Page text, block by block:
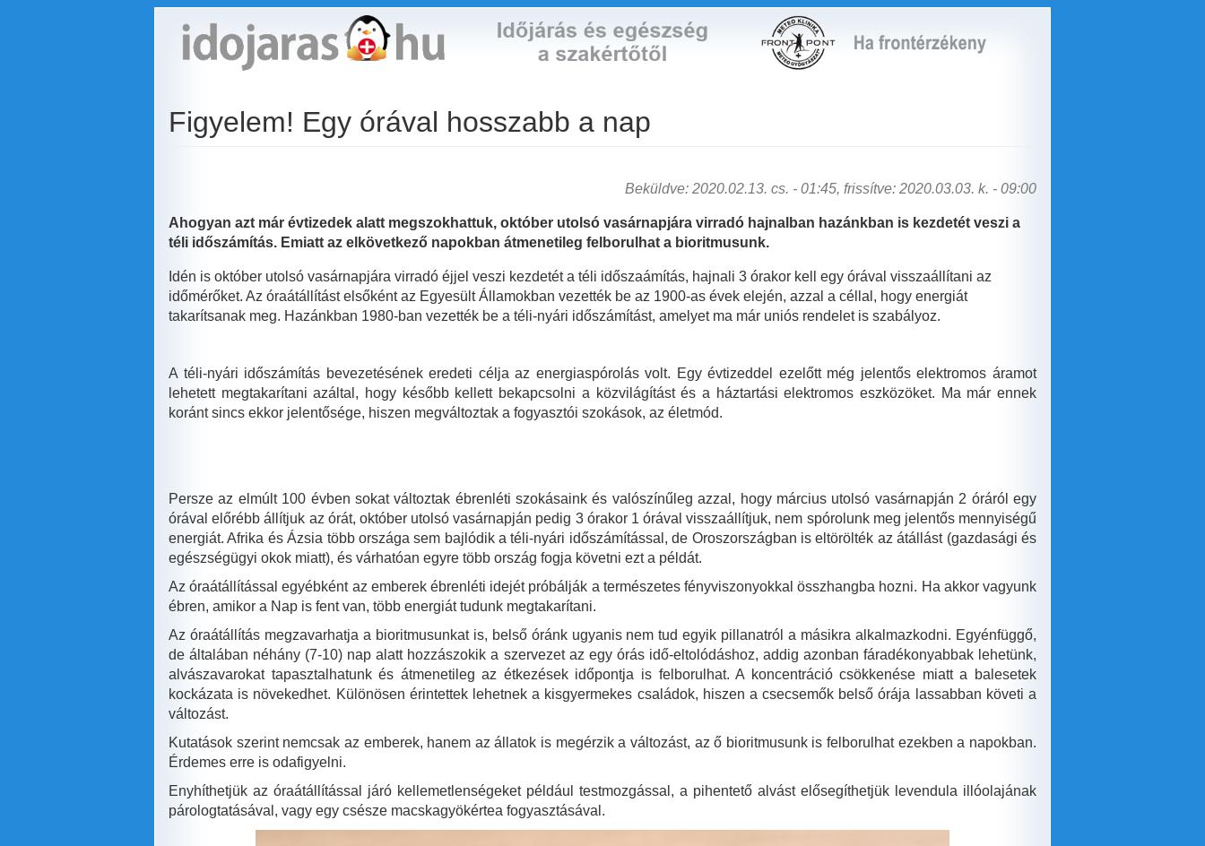
Figyelem! Egy órával hosszabb a nap
Beküldve: 2020.02.13. cs. - 01:45, frissítve: 2020.03.03. k. - 09:00
Ahogyan azt már évtizedek alatt megszokhattuk, október utolsó vasárnapjára virradó hajnalban hazánkban is kezdetét veszi a
téli időszámítás. Emiatt az elkövetkező napokban átmenetileg felborulhat a bioritmusunk.
Idén is október utolsó vasárnapjára virradó éjjel veszi kezdetét a téli időszaámítás, hajnali 3 órakor kell egy órával visszaállítani az
időmérőket. Az óraátállítást elsőként az Egyesült Államokban vezették be az 1900-as évek elején, azzal a céllal, hogy energiát
takarítsanak meg. Hazánkban 1980-ban vezették be a téli-nyári időszámítást, amelyet ma már uniós rendelet is szabályoz.
A téli-nyári időszámítás bevezetésének eredeti célja az energiaspórolás volt. Egy évtizeddel ezelőtt még jelentős elektromos áramot
lehetett megtakarítani azáltal, hogy később kellett bekapcsolni a közvilágítást és a háztartási elektromos eszközöket. Ma már ennek
koránt sincs ekkor jelentősége, hiszen megváltoztak a fogyasztói szokások, az életmód.
Persze az elmúlt 100 évben sokat változtak ébrenléti szokásaink és valószínűleg azzal, hogy március utolsó vasárnapján 2 óráról egy
órával előrébb állítjuk az órát, október utolsó vasárnapján pedig 3 órakor 1 órával visszaállítjuk, nem spórolunk meg jelentős mennyiségű
energiát. Afrika és Ázsia több országa sem bajlódik a téli-nyári időszámítással, de Oroszországban is eltörölték az átállást (gazdasági és
egészségügyi okok miatt), és várhatóan egyre több ország fogja követni ezt a példát.
Az óraátállítással egyébként az emberek ébrenléti idejét próbálják a természetes fényviszonyokkal összhangba hozni. Ha akkor vagyunk
ébren, amikor a Nap is fent van, több energiát tudunk megtakarítani.
Az óraátállítás megzavarhatja a bioritmusunkat is, belső óránk ugyanis nem tud egyik pillanatról a másikra alkalmazkodni. Egyénfüggő,
de általában néhány (7-10) nap alatt hozzászokik a szervezet az egy órás idő-eltolódáshoz, addig azonban fáradékonyabbak lehetünk,
alvászavarokat tapasztalhatunk és átmenetileg az étkezések időpontja is felborulhat. A koncentráció csökkenése miatt a balesetek
kockázata is növekedhet. Különösen érintettek lehetnek a kisgyermekes családok, hiszen a csecsemők belső órája lassabban követi a
változást.
Kutatások szerint nemcsak az emberek, hanem az állatok is megérzik a változást, az ő bioritmusunk is felborulhat ezekben a napokban.
Érdemes erre is odafigyelni.
Enyhíthetjük az óraátállítással járó kellemetlenségeket például testmozgással, a pihentető alvást elősegíthetjük levendula illóolajának
párologtatásával, vagy egy csésze macskagyökértea fogyasztásával.